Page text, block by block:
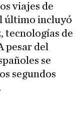
viajes de
último incluyó
tecnologías de
pesar del
se
segundos